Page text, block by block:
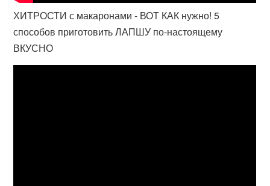
ХИТРОСТИ с макаронами - ВОТ КАК нужно! 5
способов приготовить ЛАПШУ по-настоящему
ВКУСНО